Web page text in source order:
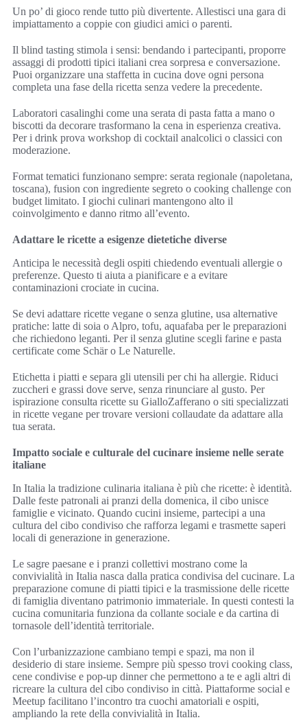
Un po’ di gioco rende tutto più divertente. Allestisci una gara di
impiattamento a coppie con giudici amici o parenti.
Il blind tasting stimola i sensi: bendando i partecipanti, proporre
assaggi di prodotti tipici italiani crea sorpresa e conversazione.
Puoi organizzare una staffetta in cucina dove ogni persona
completa una fase della ricetta senza vedere la precedente.
Laboratori casalinghi come una serata di pasta fatta a mano o
biscotti da decorare trasformano la cena in esperienza creativa.
Per i drink prova workshop di cocktail analcolici o classici con
moderazione.
Format tematici funzionano sempre: serata regionale (napoletana,
toscana), fusion con ingrediente segreto o cooking challenge con
budget limitato. I giochi culinari mantengono alto il
coinvolgimento e danno ritmo all’evento.
Adattare le ricette a esigenze dietetiche diverse
Anticipa le necessità degli ospiti chiedendo eventuali allergie o
preferenze. Questo ti aiuta a pianificare e a evitare
contaminazioni crociate in cucina.
Se devi adattare ricette vegane o senza glutine, usa alternative
pratiche: latte di soia o Alpro, tofu, aquafaba per le preparazioni
che richiedono leganti. Per il senza glutine scegli farine e pasta
certificate come Schär o Le Naturelle.
Etichetta i piatti e separa gli utensili per chi ha allergie. Riduci
zuccheri e grassi dove serve, senza rinunciare al gusto. Per
ispirazione consulta ricette su GialloZafferano o siti specializzati
in ricette vegane per trovare versioni collaudate da adattare alla
tua serata.
Impatto sociale e culturale del cucinare insieme nelle serate
italiane
In Italia la tradizione culinaria italiana è più che ricette: è identità.
Dalle feste patronali ai pranzi della domenica, il cibo unisce
famiglie e vicinato. Quando cucini insieme, partecipi a una
cultura del cibo condiviso che rafforza legami e trasmette saperi
locali di generazione in generazione.
Le sagre paesane e i pranzi collettivi mostrano come la
convivialità in Italia nasca dalla pratica condivisa del cucinare. La
preparazione comune di piatti tipici e la trasmissione delle ricette
di famiglia diventano patrimonio immateriale. In questi contesti la
cucina comunitaria funziona da collante sociale e da cartina di
tornasole dell’identità territoriale.
Con l’urbanizzazione cambiano tempi e spazi, ma non il
desiderio di stare insieme. Sempre più spesso trovi cooking class,
cene condivise e pop-up dinner che permettono a te e agli altri di
ricreare la cultura del cibo condiviso in città. Piattaforme social e
Meetup facilitano l’incontro tra cuochi amatoriali e ospiti,
ampliando la rete della convivialità in Italia.